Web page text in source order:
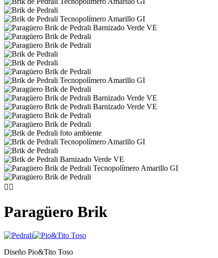
 
Paragüero Brik
Diseño Pio&Tito Toso